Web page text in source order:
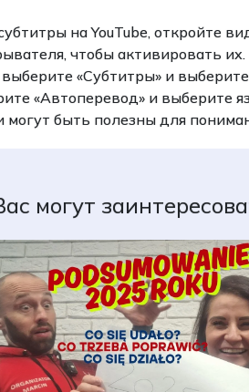
на YouTube, откройте
чтобы активировать
«Субтитры» и
«Автоперевод» и выберите
быть полезны для
могут